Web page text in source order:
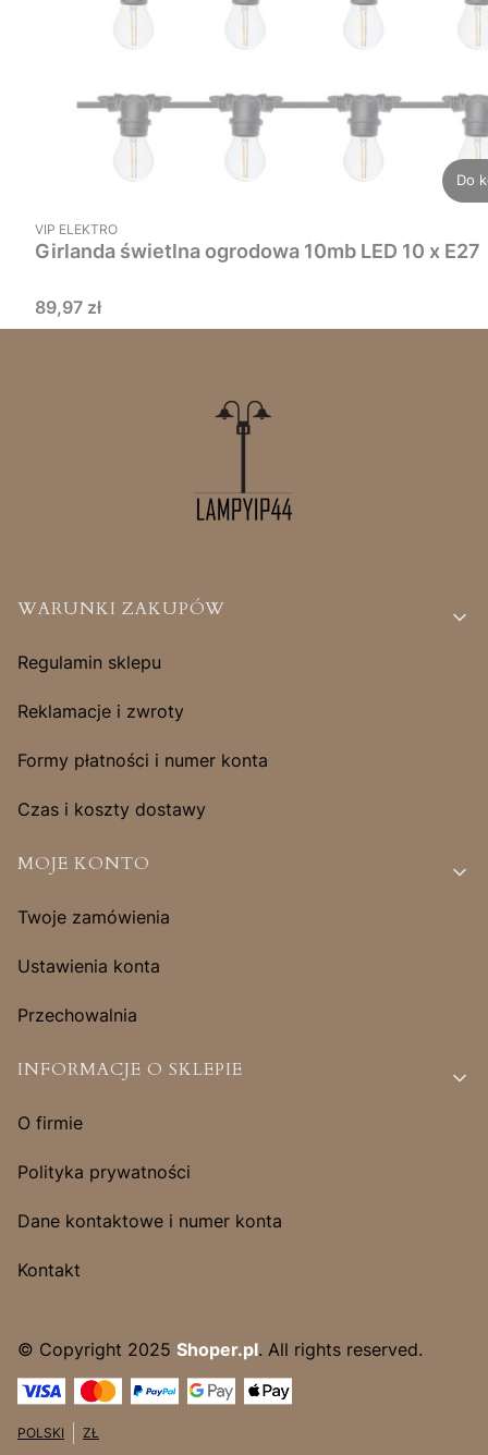
Do
PRODUCENT
VIP ELEKTRO
Girlanda świetlna ogrodowa 10mb LED 10 x E27
Cena
89,97 zł
Linki w stopce
WARUNKI ZAKUPÓW
Regulamin sklepu
Reklamacje i zwroty
Formy płatności i numer konta
Czas i koszty dostawy
MOJE KONTO
Twoje zamówienia
Ustawienia konta
Przechowalnia
INFORMACJE O SKLEPIE
O firmie
Polityka prywatności
Dane kontaktowe i numer konta
Kontakt
© Copyright 2025 Shoper.pl. All rights reserved.
POLSKI ZŁ